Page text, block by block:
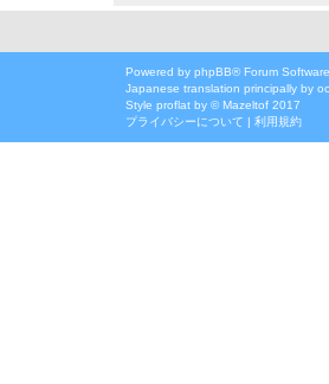
Powered by phpBB® Forum
Japanese translation principally by
Style proflat by ©Mazeltof 2017
プライバシーについて | 利用規約